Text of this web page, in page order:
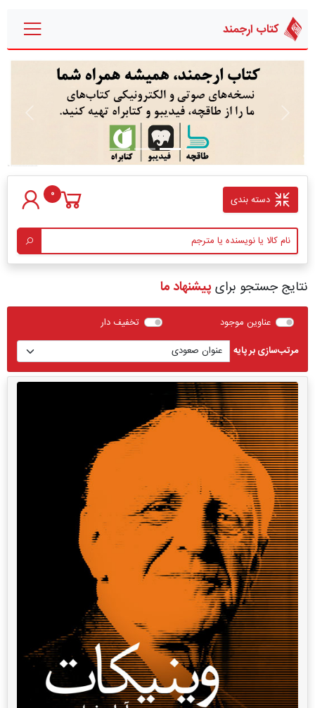
کتاب ارجمند
بعدی
دسته بندی 0
نتایج جستجو برای پیشنهاد ما
عناوین موجود
تخفیف دار
مرتب‌سازی بر پایه